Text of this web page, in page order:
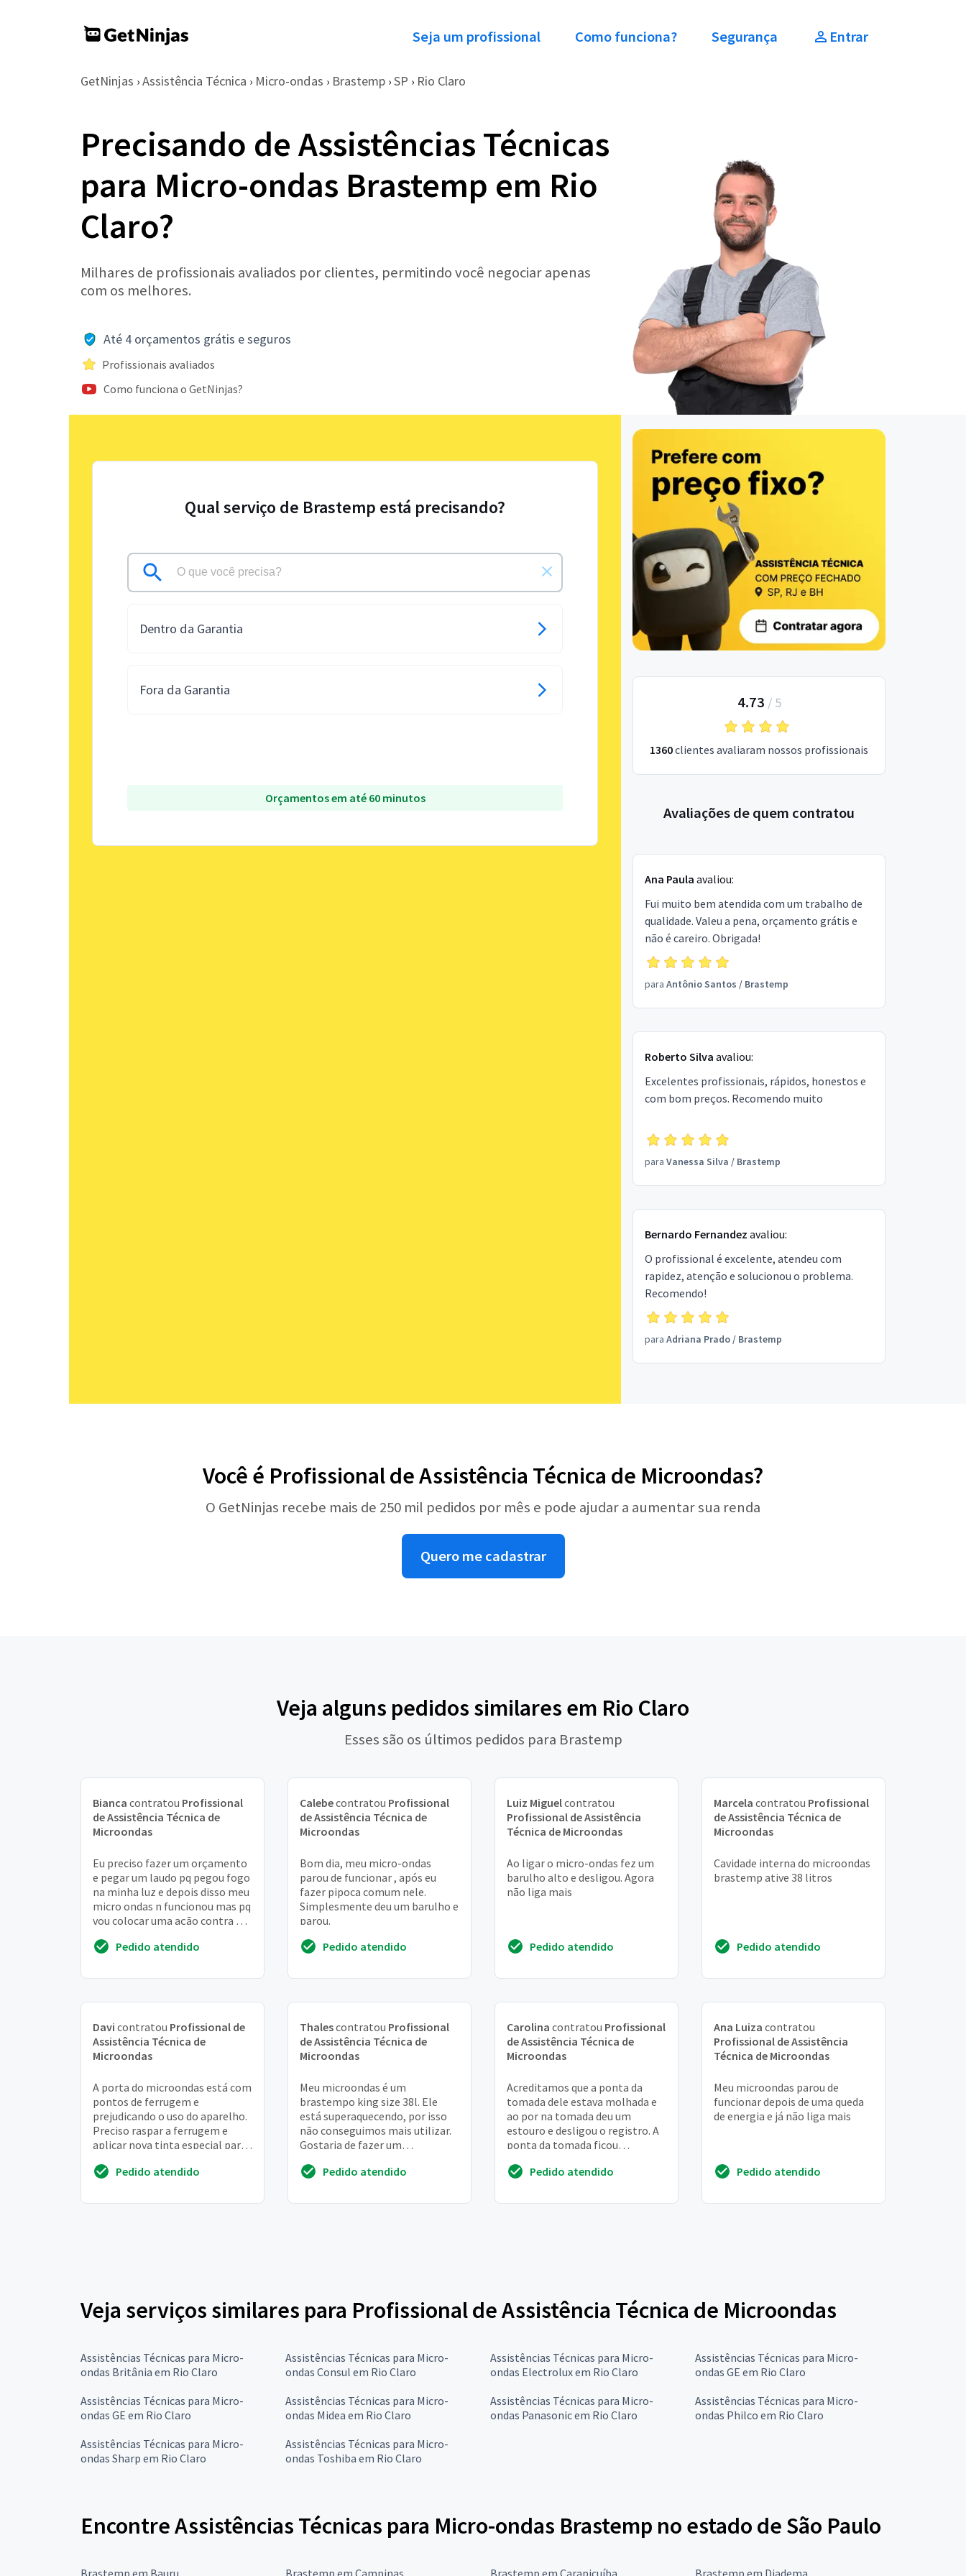
Seja um profissional Como funciona? Segurança Entrar
GetNinjas › Assistência Técnica › Micro-ondas › Brastemp › SP › Rio Claro
Precisando de Assistências Técnicas
para Micro-ondas Brastemp em Rio
Claro?
Milhares de profissionais avaliados por clientes, permitindo você negociar apenas
com os melhores.
Até 4 orçamentos grátis e seguros
Profissionais avaliados
Como funciona o GetNinjas?
Qual serviço de Brastemp está precisando?
Dentro da Garantia
Fora da Garantia
Orçamentos em até 60 minutos
4.73 / 5
1360clientes avaliaram nossos profissionais
Avaliações de quem contratou
Ana Paula avaliou:
Fui muito bem atendida com um trabalho de
qualidade. Valeu a pena, orçamento grátis e
não é careiro. Obrigada!
para Antônio Santos / Brastemp
Roberto Silva avaliou:
Excelentes profissionais, rápidos, honestos e
com bom preços. Recomendo muito
para Vanessa Silva / Brastemp
Bernardo Fernandez avaliou:
O profissional é excelente, atendeu com
rapidez, atenção e solucionou o problema.
Recomendo!
para Adriana Prado/ Brastemp
Você é Profissional de Assistência Técnica de Microondas?
O GetNinjas recebe mais de 250 mil pedidos por mês e pode ajudar a aumentar sua renda
Quero me cadastrar
Veja alguns pedidos similares em Rio Claro
Esses são os últimos pedidos para Brastemp
Bianca contratou Profissional
de Assistência Técnica de
Microondas
Eu preciso fazer um orçamento
e pegar um laudo pq pegou fogo
na minha luz e depois disso meu
micro ondas n funcionou mas pq
vou colocar uma ação contra a
Pedido atendido
Calebecontratou Profissional
de Assistência Técnica de
Microondas
Bom dia, meu micro-ondas
parou de funcionar , após eu
fazer pipoca comum nele.
Simplesmente deu um barulho e
parou.
Pedido atendido
Luiz Miguelcontratou
Profissional de Assistência
Técnica de Microondas
Ao ligar o micro-ondas fez um
barulho alto e desligou. Agora
não liga mais
Pedido atendido
Marcela contratou Profissional
de Assistência Técnica de
Microondas
Cavidade interna do microondas
brastemp ative 38 litros
Pedido atendido
Davi contratou Profissional de
Assistência Técnica de
Microondas
A porta do microondas está com
pontos de ferrugem e
prejudicando o uso do aparelho.
Preciso raspar a ferrugem e
aplicar nova tinta especial para
Pedido atendido
Thalescontratou Profissional
de Assistência Técnica de
Microondas
Meu microondas é um
brastempo king size 38l. Ele
está superaquecendo, por isso
não conseguimos mais utilizar.
Gostaria de fazer um
Obrigada,Pedido atendido
Carolina contratou Profissional
de Assistência Técnica de
Microondas
Acreditamos que a ponta da
tomada dele estava molhada e
ao por na tomada deu um
estouro e desligou o registro. A
ponta da tomada ficou
chegou a estragar alg...
Pedido atendido
Ana Luiza contratou
Profissional de Assistência
Técnica de Microondas
Meu microondas parou de
funcionar depois de uma queda
de energia e já não liga mais
Pedido atendido
Veja serviços similares para Profissional de Assistência Técnica de Microondas
Assistências Técnicas para Micro-
ondas Britânia em Rio Claro
Assistências Técnicas para Micro-
ondas Consul em Rio Claro
Assistências Técnicas para Micro-
ondas Electrolux em Rio Claro
Assistências Técnicas para Micro-
ondas GE em Rio Claro
Assistências Técnicas para Micro-
ondas GE em Rio Claro
Assistências Técnicas para Micro-
ondas Midea em Rio Claro
Assistências Técnicas para Micro-
ondas Panasonic em Rio Claro
Assistências Técnicas para Micro-
ondas Philco em Rio Claro
Assistências Técnicas para Micro-
ondas Sharp em Rio Claro
Assistências Técnicas para Micro-
ondas Toshiba em Rio Claro
Encontre Assistências Técnicas para Micro-ondas Brastemp no estado de São Paulo
Brastemp em Bauru Brastemp em Campinas Brastemp em Carapicuíba Brastemp em Diadema